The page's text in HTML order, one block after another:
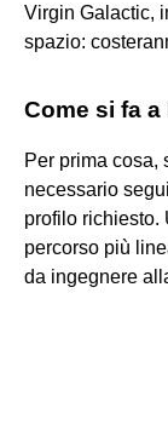
Virgin Galactic,
spazio:
Come si fa
Per prima cosa,
necessario
profilo richiesto.
percorso più
da ingegnere